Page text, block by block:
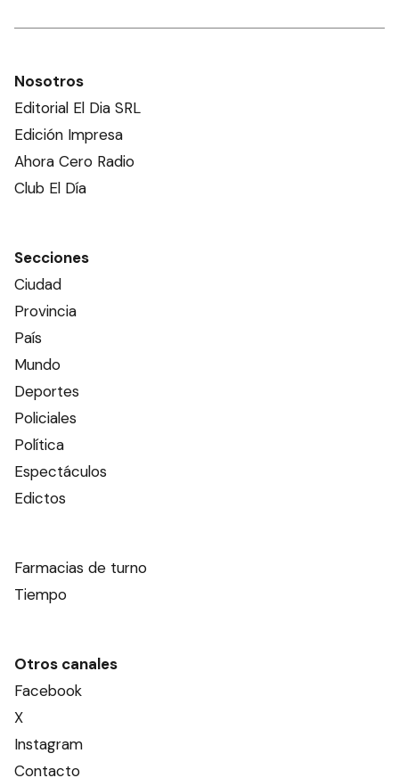
Nosotros
Editorial El Dia SRL
Edición Impresa
Ahora Cero Radio
Club El Día
Secciones
Ciudad
Provincia
País
Mundo
Deportes
Policiales
Política
Espectáculos
Edictos
Farmacias de turno
Tiempo
Otros canales
Facebook
X
Instagram
Contacto